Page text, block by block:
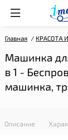
Главная КРАСОТА
Машинка
в 1 -
машинка,
Описание